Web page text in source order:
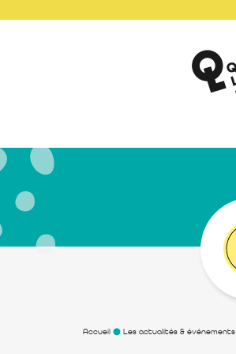
Accueil Les actualités & événements